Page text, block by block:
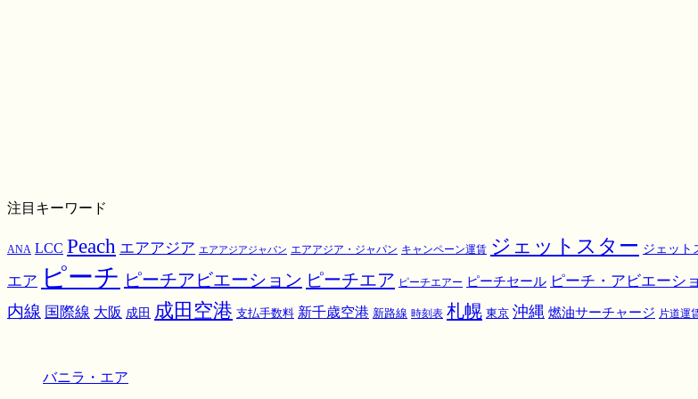
注目キーワード
ANA LCC Peach エアアジア エアアジアジャパン エアアジア・ジャパン キャンペーン運賃 ジェットスター ジェット
エア ピーチ ピーチアビエーション ピーチエア ピーチエアー ピーチセール ピーチ・アビエーシ
内線 国際線 大阪 成田 成田空港 支払手数料 新千歳空港 新路線 時刻表 札幌 東京 沖縄 燃油サーチャージ 片道運
バニラ・エア